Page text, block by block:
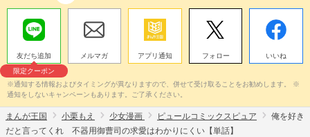
友だち追加
限定クーポン
メルマガ アプリ通知 フォロー いいね
※通知する情報およびタイミングが異なりますので、併せて受け取ることをお勧めします。 ※
通知をしないキャンペーンもあります。ご了承ください。
まんが王国 小栗もえ 少女漫画 ピュールコミックスピュア
俺を好き
だと言ってくれ 不器用御曹司の求愛はわかりにくい【単話】